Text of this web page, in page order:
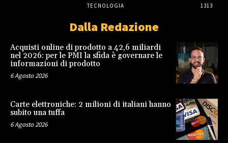
TECNOLOGIA
1313
Dalla Redazione
Acquisti online di prodotto a 42,6 miliardi
nel 2026: per le PMI la sfida è governare le
informazioni di prodotto
6 Agosto 2026
Carte elettroniche: 2 milioni di italiani hanno
subito una tuffa
6 Agosto 2026